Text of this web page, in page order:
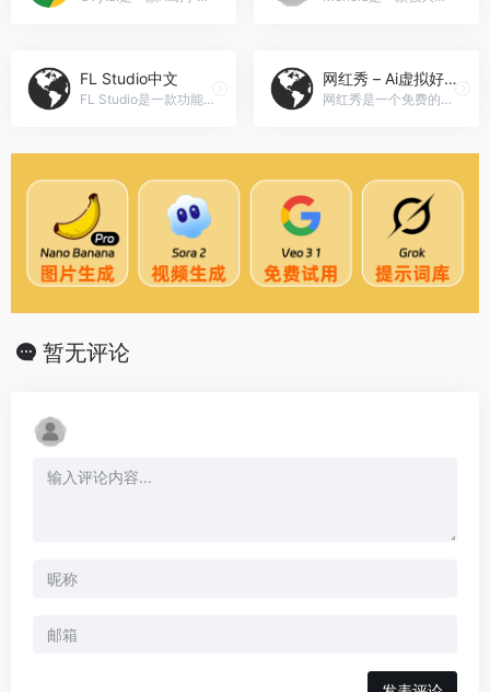
FL Studio中文
FL Studio是一款功能强大的音乐制作软件，拥有丰富的插件和教程资源，适合专业音乐制作人员和初学者使用，FL Studio中文官网入口网址
网红秀 – Ai虚拟好友
网红秀是一个免费的Ai网红生...
暂无评论